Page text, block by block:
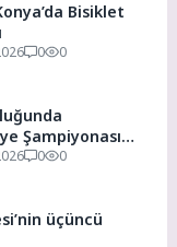
Bisiklet
0 0
Şampiyonası
0 0
üçüncü